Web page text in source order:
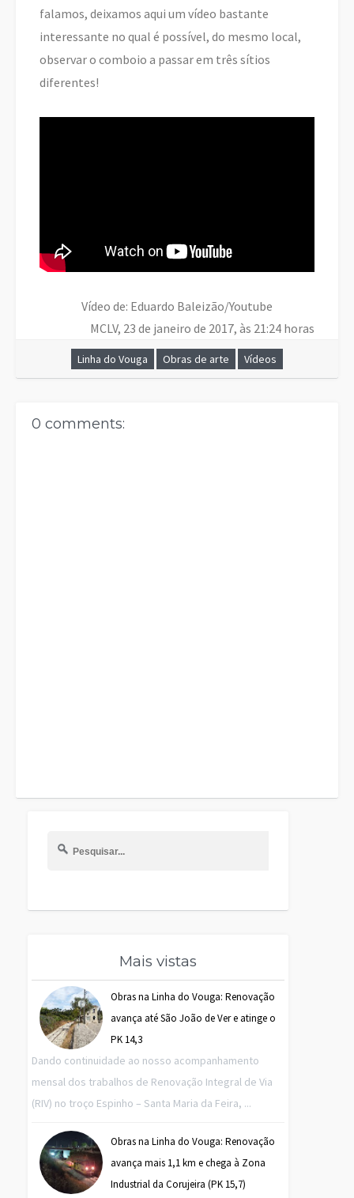
falamos, deixamos aqui um vídeo bastante
interessante no qual é possível, do mesmo local,
observar o comboio a passar em três sítios
diferentes!
Vídeo de: Eduardo Baleizão/Youtube
MCLV, 23 de janeiro de 2017, às 21:24 horas
Linha do Vouga Obras de arte Vídeos
0 comments:
Mais vistas
Obras na Linha do Vouga: Renovação
avança até São João de Ver e atinge o
PK 14,3
Dando continuidade ao nosso acompanhamento
mensal dos trabalhos de Renovação Integral de Via
(RIV) no troço Espinho – Santa Maria da Feira, ...
Obras na Linha do Vouga: Renovação
avança mais 1,1 km e chega à Zona
Industrial da Corujeira (PK 15,7)